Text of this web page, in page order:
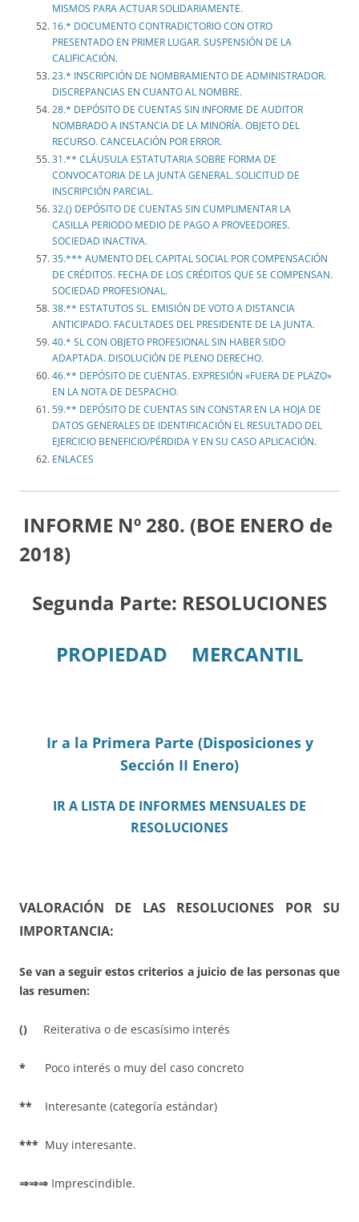
MISMOS PARA ACTUAR SOLIDARIAMENTE.
16.* DOCUMENTO CONTRADICTORIO CON OTRO
PRESENTADO EN PRIMER LUGAR. SUSPENSIÓN DE LA
CALIFICACIÓN.
23.* INSCRIPCIÓN DE NOMBRAMIENTO DE ADMINISTRADOR.
DISCREPANCIAS EN CUANTO AL NOMBRE.
28.* DEPÓSITO DE CUENTAS SIN INFORME DE AUDITOR
NOMBRADO A INSTANCIA DE LA MINORÍA. OBJETO DEL
RECURSO. CANCELACIÓN POR ERROR.
31.** CLÁUSULA ESTATUTARIA SOBRE FORMA DE
CONVOCATORIA DE LA JUNTA GENERAL. SOLICITUD DE
INSCRIPCIÓN PARCIAL.
32.() DEPÓSITO DE CUENTAS SIN CUMPLIMENTAR LA
CASILLA PERIODO MEDIO DE PAGO A PROVEEDORES.
SOCIEDAD INACTIVA.
35.*** AUMENTO DEL CAPITAL SOCIAL POR COMPENSACIÓN
DE CRÉDITOS. FECHA DE LOS CRÉDITOS QUE SE COMPENSAN.
SOCIEDAD PROFESIONAL.
38.** ESTATUTOS SL. EMISIÓN DE VOTO A DISTANCIA
ANTICIPADO. FACULTADES DEL PRESIDENTE DE LA JUNTA.
40.* SL CON OBJETO PROFESIONAL SIN HABER SIDO
ADAPTADA. DISOLUCIÓN DE PLENO DERECHO.
46.** DEPÓSITO DE CUENTAS. EXPRESIÓN «FUERA DE PLAZO»
EN LA NOTA DE DESPACHO.
59.** DEPÓSITO DE CUENTAS SIN CONSTAR EN LA HOJA DE
DATOS GENERALES DE IDENTIFICACIÓN EL RESULTADO DEL
EJERCICIO BENEFICIO/PÉRDIDA Y EN SU CASO APLICACIÓN.
ENLACES
INFORME Nº 280. (BOE ENERO de
2018)
Segunda Parte: RESOLUCIONES
PROPIEDAD
MERCANTIL
Ir a la Primera Parte (Disposiciones y
Sección II Enero)
IR A LISTA DE INFORMES MENSUALES DE
RESOLUCIONES
VALORACIÓN DE LAS RESOLUCIONES POR SU
IMPORTANCIA:
Se van a seguir estos criterios a juicio de las personas que
las resumen:
() Reiterativa o de escasísimo interés
* Poco interés o muy del caso concreto
** Interesante (categoría estándar)
*** Muy interesante.
⇒⇒⇒ Imprescindible.